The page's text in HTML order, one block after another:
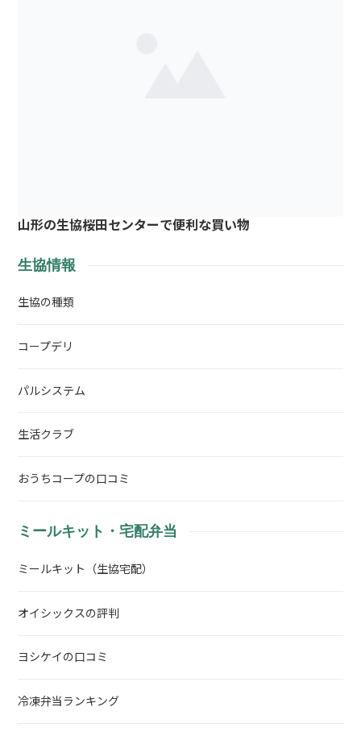
山形の生協桜田センターで便利な買い物
生協情報
生協の種類
コープデリ
パルシステム
生活クラブ
おうちコープの口コミ
ミールキット・宅配弁当
ミールキット（生協宅配）
オイシックスの評判
ヨシケイの口コミ
冷凍弁当ランキング